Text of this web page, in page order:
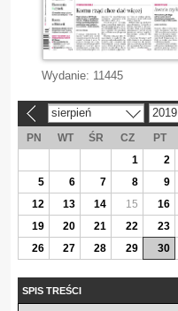
Wydanie: 11445
sierpień 2019
PN WT ŚR CZ PT
1
2
5
6 7 8 9
12
13 14 15 16
19
20 21 22 23
26
27 28 29 30
SPIS TREŚCI